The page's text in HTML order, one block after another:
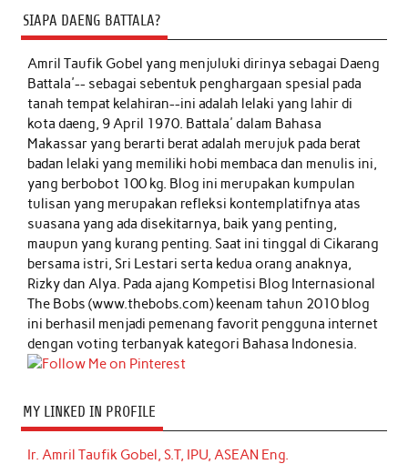
SIAPA DAENG BATTALA?
Amril Taufik Gobelyang menjuluki dirinya sebagai Daeng
Battala'-- sebagai sebentuk penghargaan spesial pada
tanah tempat kelahiran--ini adalah lelaki yang lahir di
kota daeng, 9 April 1970. Battala' dalam Bahasa
Makassar yang berarti berat adalah merujuk pada berat
badan lelaki yang memiliki hobi membaca dan menulis ini,
yang berbobot 100 kg. Blog ini merupakan kumpulan
tulisan yang merupakan refleksi kontemplatifnya atas
suasana yang ada disekitarnya, baik yang penting,
maupun yang kurang penting. Saat ini tinggal di Cikarang
bersama istri, Sri Lestari serta kedua orang anaknya,
Rizky dan Alya. Pada ajang Kompetisi Blog Internasional
The Bobs (www.thebobs.com) keenam tahun 2010 blog
ini berhasil menjadi pemenang favorit pengguna internet
dengan voting terbanyak kategori Bahasa Indonesia.
MY LINKED IN PROFILE
Ir. Amril Taufik Gobel, S.T, IPU, ASEAN Eng.